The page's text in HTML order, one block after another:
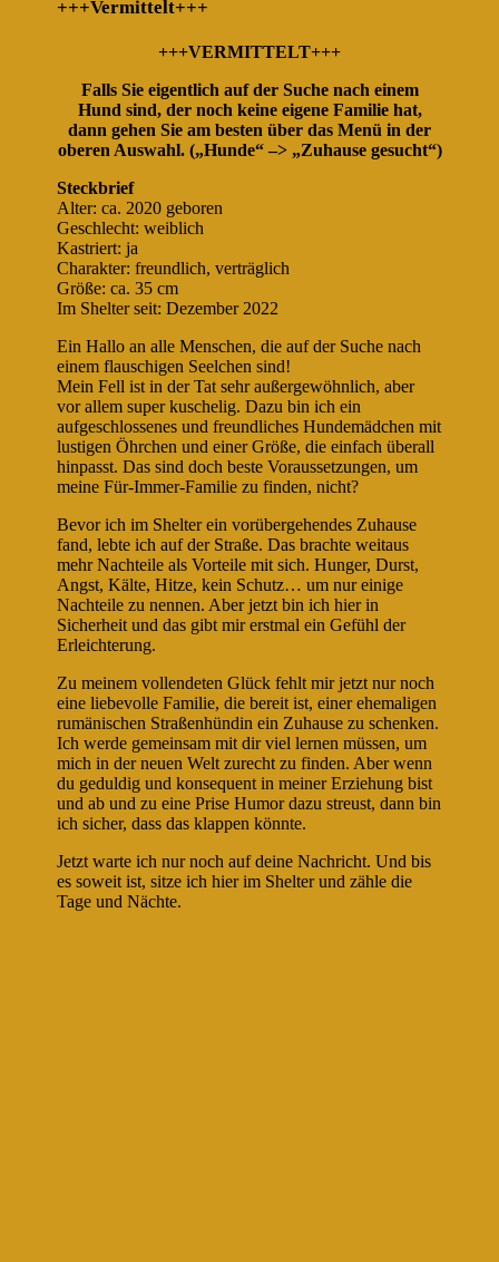
+++Vermittelt+++
+++VERMITTELT+++
Falls Sie eigentlich auf der Suche nach einem
Hund sind, der noch keine eigene Familie hat,
dann gehen Sie am besten über das Menü in der
oberen Auswahl. („Hunde“ –> „Zuhause gesucht“)
Steckbrief
Alter: ca. 2020 geboren
Geschlecht: weiblich
Kastriert: ja
Charakter: freundlich, verträglich
Größe: ca. 35 cm
Im Shelter seit: Dezember 2022
Ein Hallo an alle Menschen, die auf der Suche nach
einem flauschigen Seelchen sind!
Mein Fell ist in der Tat sehr außergewöhnlich, aber
vor allem super kuschelig. Dazu bin ich ein
aufgeschlossenes und freundliches Hundemädchen mit
lustigen Öhrchen und einer Größe, die einfach überall
hinpasst. Das sind doch beste Voraussetzungen, um
meine Für-Immer-Familie zu finden, nicht?
Bevor ich im Shelter ein vorübergehendes Zuhause
fand, lebte ich auf der Straße. Das brachte weitaus
mehr Nachteile als Vorteile mit sich. Hunger, Durst,
Angst, Kälte, Hitze, kein Schutz… um nur einige
Nachteile zu nennen. Aber jetzt bin ich hier in
Sicherheit und das gibt mir erstmal ein Gefühl der
Erleichterung.
Zu meinem vollendeten Glück fehlt mir jetzt nur noch
eine liebevolle Familie, die bereit ist, einer ehemaligen
rumänischen Straßenhündin ein Zuhause zu schenken.
Ich werde gemeinsam mit dir viel lernen müssen, um
mich in der neuen Welt zurecht zu finden. Aber wenn
du geduldig und konsequent in meiner Erziehung bist
und ab und zu eine Prise Humor dazu streust, dann bin
ich sicher, dass das klappen könnte.
Jetzt warte ich nur noch auf deine Nachricht. Und bis
es soweit ist, sitze ich hier im Shelter und zähle die
Tage und Nächte.